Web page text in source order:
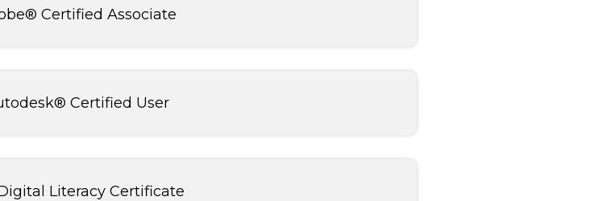
Certified Associate
Certified User
Literacy Certificate